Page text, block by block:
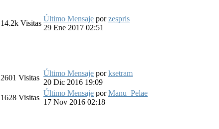
14.2k Visitas
Último Mensaje porzespris
29 Ene 2017 02:51
2601 Visitas
Último Mensaje porksetram
20 Dic 2016 19:09
1628 Visitas
Último Mensaje porManu_Pelae
17 Nov 2016 02:18